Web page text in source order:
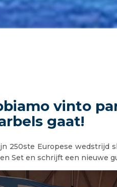
vinto
gaat!
250ste Europese wedstrijd
Set en schrijft een nieuwe